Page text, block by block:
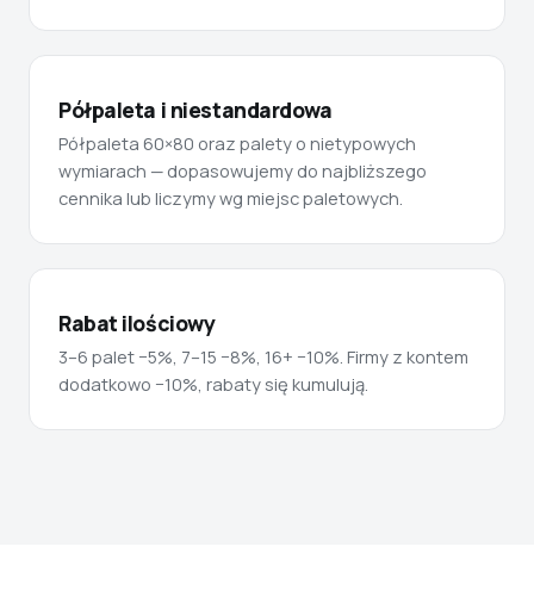
Półpaleta i niestandardowa
Półpaleta 60×80 oraz palety o nietypowych
wymiarach — dopasowujemy do najbliższego
cennika lub liczymy wg miejsc paletowych.
Rabat ilościowy
3–6 palet −5%, 7–15 −8%, 16+ −10%. Firmy z kontem
dodatkowo −10%, rabaty się kumulują.